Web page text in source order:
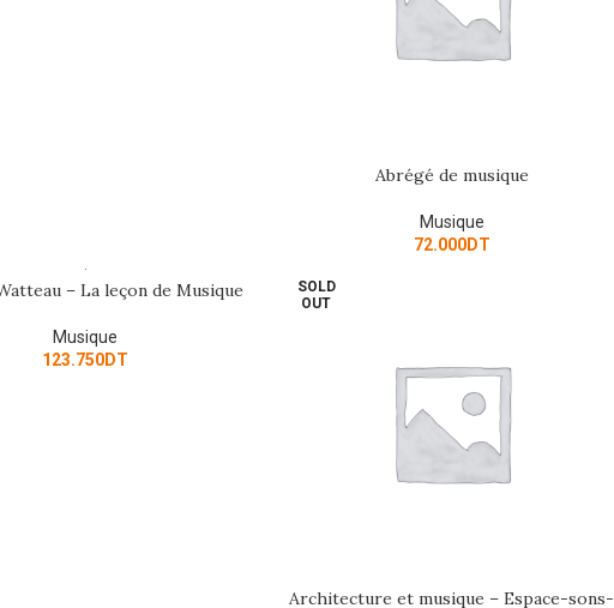
ADD TO CARTAbrégé de musique
Musique
72.000DT
– La leçon de Musique
Musique
123.750DT
SOLD
OUT
READ MORE
Architecture et musique – Espace-sons-